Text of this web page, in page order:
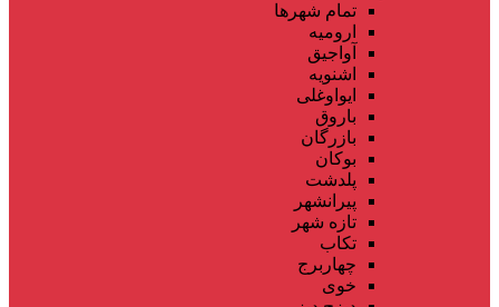
تمام شهر‌ها
ارومیه
آواجیق
اشنویه
ایواوغلی
باروق
بازرگان
بوکان
پلدشت
پیرانشهر
تازه شهر
تکاب
چهاربرج
خوی